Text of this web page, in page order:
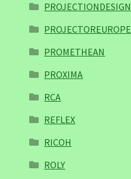
PROJECTIONDESIGN
PROJECTOREUROPE
PROMETHEAN
PROXIMA
RCA
REFLEX
RICOH
ROLY